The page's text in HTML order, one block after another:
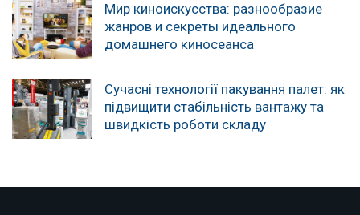
Мир киноискусства: разнообразие
жанров и секреты идеального
домашнего киносеанса
Сучасні технології пакування палет: як
підвищити стабільність вантажу та
швидкість роботи складу